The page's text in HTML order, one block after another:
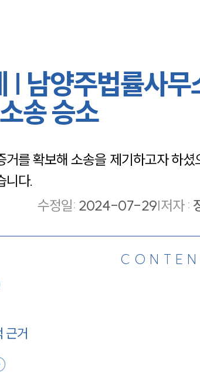
| 남양주법률사무
송 승소
를 확보해 소송을 제기하고자 하셨
니다.
수정일: 2024-07-29|저자 :
근거